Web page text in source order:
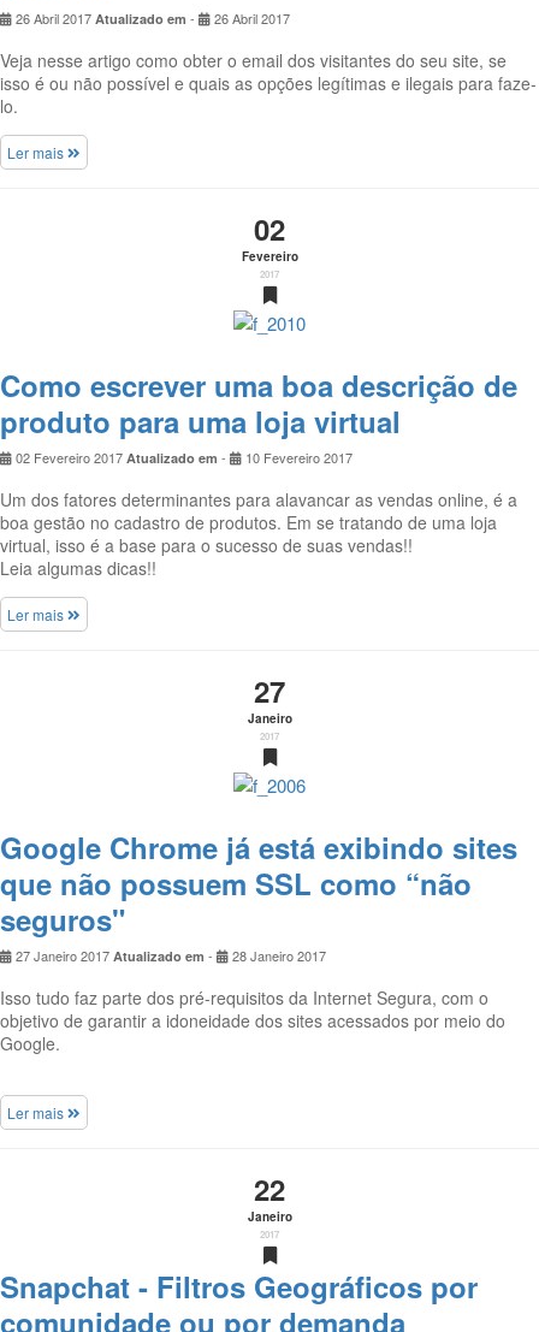
26 Abril 2017 Atualizado em - 26 Abril 2017
Veja nesse artigo como obter o email dos visitantes do seu site, se
isso é ou não possível e quais as opções legítimas e ilegais para faze-
lo.
Ler mais
02
Fevereiro
2017
Como escrever uma boa descrição de
produto para uma loja virtual
02 Fevereiro 2017 Atualizado em - 10 Fevereiro 2017
Um dos fatores determinantes para alavancar as vendas online, é a
boa gestão no cadastro de produtos. Em se tratando de uma loja
virtual, isso é a base para o sucesso de suas vendas!!
Leia algumas dicas!!
Ler mais
27
Janeiro
2017
Google Chrome já está exibindo sites
que não possuem SSL como “não
seguros"
27 Janeiro 2017 Atualizado em - 28 Janeiro 2017
Isso tudo faz parte dos pré-requisitos da Internet Segura, com o
objetivo de garantir a idoneidade dos sites acessados por meio do
Google.
Ler mais
22
Janeiro
2017
Snapchat - Filtros Geográficos por
comunidade ou por demanda